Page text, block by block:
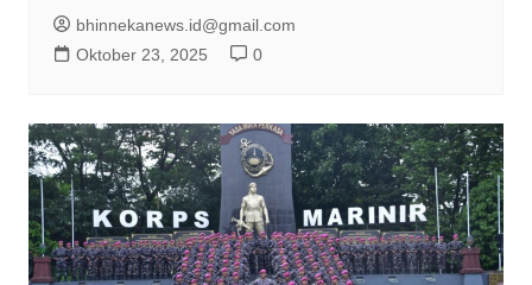
bhinnekanews.id@gmail.com
Oktober 23, 2025
0